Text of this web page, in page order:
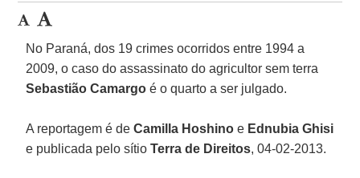
No Paraná, dos 19 crimes ocorridos entre 1994 a
2009, o caso do assassinato do agricultor sem terra
Sebastião Camargo é o quarto a ser julgado.
A reportagem é deCamilla Hoshino e Ednubia Ghisi
e publicada pelo sítioTerra de Direitos, 04-02-2013.